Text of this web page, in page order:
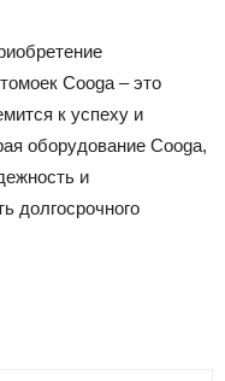
Cooga – это
к успеху и
оборудование Cooga,
и
долгосрочного